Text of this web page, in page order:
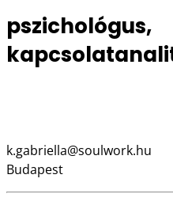
pszichológus,
k.gabriella@soulwork.hu
Budapest